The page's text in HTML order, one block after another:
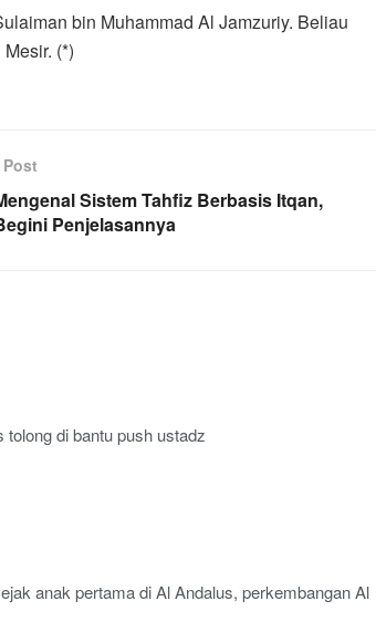
bin Muhammad Al Jamzuriy. Beliau
(*)
Sistem Tahfiz Berbasis Itqan,
Penjelasannya
di bantu push ustadz
anak pertama di Al Andalus, perkembangan Al